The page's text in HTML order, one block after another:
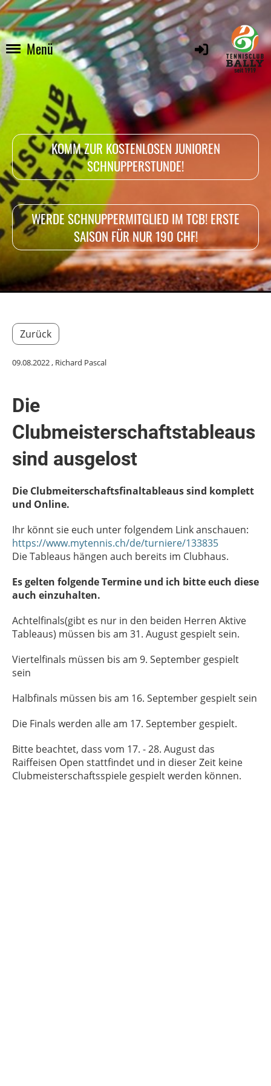
Menü
KOMM ZUR KOSTENLOSEN JUNIOREN
SCHNUPPERSTUNDE!
WERDE SCHNUPPERMITGLIED IM TCB! ERSTE
SAISON FÜR NUR 190 CHF!
Zurück
09.08.2022, Richard Pascal
Die
Clubmeisterschaftstableaus
sind ausgelost
Die Clubmeiterschaftsfinaltableaus sind komplett
und Online.
Ihr könnt sie euch unter folgendem Link anschauen:
https://www.mytennis.ch/de/turniere/133835
Die Tableaus hängen auch bereits im Clubhaus.
Es gelten folgende Termine und ich bitte euch diese
auch einzuhalten.
Achtelfinals(gibt es nur in den beiden Herren Aktive
Tableaus) müssen bis am 31. August gespielt sein.
Viertelfinals müssen bis am 9. September gespielt
sein
Halbfinals müssen bis am 16. September gespielt sein
Die Finals werden alle am 17. September gespielt.
Bitte beachtet, dass vom 17. - 28. August das
Raiffeisen Open stattfindet und in dieser Zeit keine
Clubmeisterschaftsspiele gespielt werden können.